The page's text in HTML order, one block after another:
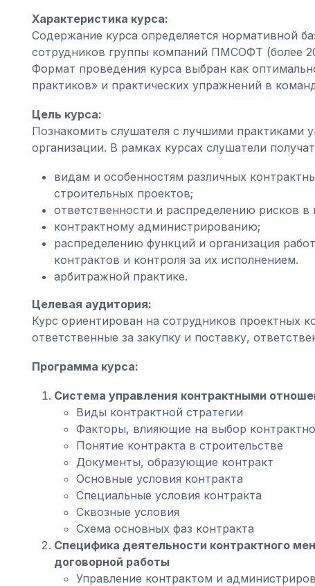
Характеристика курса:
Содержание курса определяется нормативной
сотрудников группы компаний ПМСОФТ (более
Формат проведения курса выбран как
практиков» и практических упражнений в
Цель курса:
Познакомить слушателя с лучшими практиками
организации. В рамках курсах слушатели
видам и особенностям различных
строительных проектов;
ответственности и распределению рисков
контрактному администрированию;
распределению функций и организация
контрактов и контроля за их исполнением.
арбитражной практике.
Целевая аудитория:
Курс ориентирован на сотрудников проектных
ответственные за закупку и поставку,
Программа курса:
Система управления контрактными
Виды контрактной стратегии
Факторы, влияющие на выбор
Понятие контракта в строительстве
Документы, образующие контракт
Основные условия контракта
Специальные условия контракта
Сквозные условия
Схема основных фаз контракта
Специфика деятельности контрактного
договорной работы
Управление контрактом и